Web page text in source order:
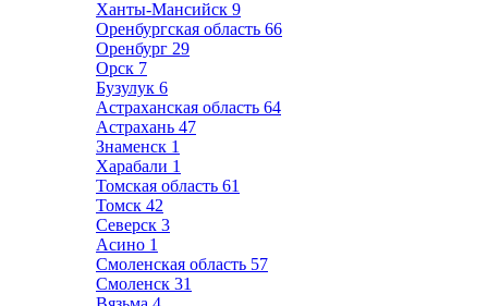
Ханты-Мансийск 9
Оренбургская область 66
Оренбург 29
Орск 7
Бузулук 6
Астраханская область 64
Астрахань 47
Знаменск 1
Харабали 1
Томская область 61
Томск 42
Северск 3
Асино 1
Смоленская область 57
Смоленск 31